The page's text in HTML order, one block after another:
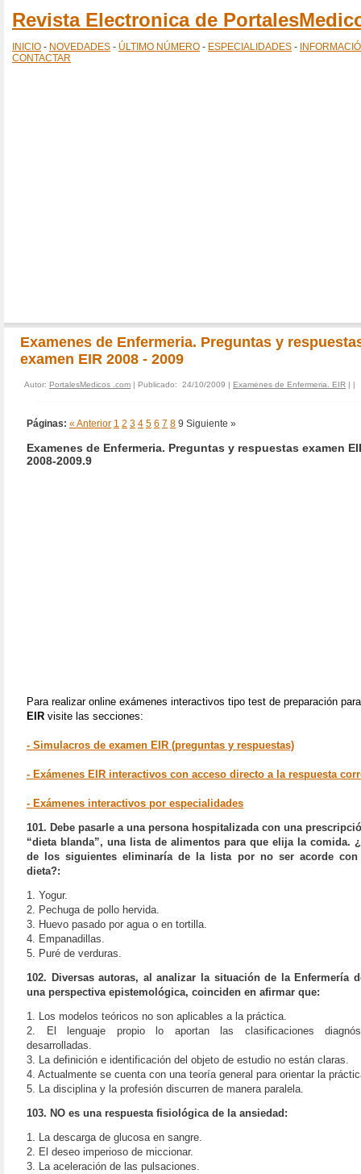
Revista Electronica de
INICIO - NOVEDADES - ÚLTIMO NÚMERO - ESPECIALIDADES -
CONTACTAR
Examenes de Enfermeria. Preguntas y
examen EIR 2008 - 2009
Autor: PortalesMedicos .com | Publicado: 24/10/2009 | Examenes de Enfermeria. EIR | |
Páginas: « Anterior 1 2 3 4 5 6 7 8 9 Siguiente »
Examenes de Enfermeria. Preguntas y respuestas examen
2008-2009.9
Para realizar online exámenes interactivos tipo test de preparación
EIR visite las secciones:
- Simulacros de examen EIR (preguntas y respuestas)
- Exámenes EIR interactivos con acceso directo a la respuesta
- Exámenes interactivos por especialidades
101. Debe pasarle a una persona hospitalizada con una
“dieta blanda”, una lista de alimentos para que elija la comida.
de los siguientes eliminaría de la lista por no ser acorde con
dieta?:
1. Yogur.
2. Pechuga de pollo hervida.
3. Huevo pasado por agua o en tortilla.
4. Empanadillas.
5. Puré de verduras.
102. Diversas autoras, al analizar la situación de la Enfermería
una perspectiva epistemológica, coinciden en afirmar que:
1. Los modelos teóricos no son aplicables a la práctica.
2. El lenguaje propio lo aportan las clasificaciones
desarrolladas.
3. La definición e identificación del objeto de estudio no están claras.
4. Actualmente se cuenta con una teoría general para orientar la
5. La disciplina y la profesión discurren de manera paralela.
103. NO es una respuesta fisiológica de la ansiedad:
1. La descarga de glucosa en sangre.
2. El deseo imperioso de miccionar.
3. La aceleración de las pulsaciones.